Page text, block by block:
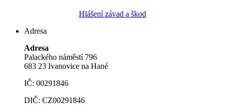
Hlášení závad a škod
Adresa
Adresa
Palackého náměstí 796
683 23 Ivanovice na Hané
IČ: 00291846
DIČ: CZ00291846